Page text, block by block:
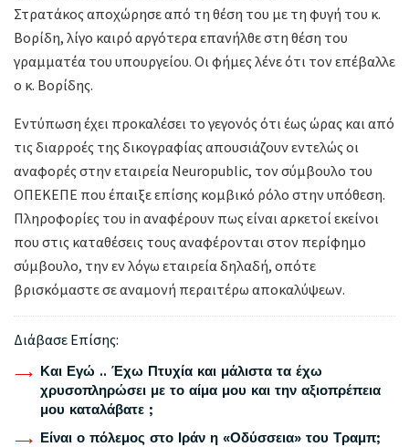
Στρατάκος αποχώρησε από τη θέση του με τη φυγή του κ.
Βορίδη, λίγο καιρό αργότερα επανήλθε στη θέση του
γραμματέα του υπουργείου. Οι φήμες λένε ότι τον επέβαλλε
ο κ. Βορίδης.
Εντύπωση έχει προκαλέσει το γεγονός ότι έως ώρας και από
τις διαρροές της δικογραφίας απουσιάζουν εντελώς οι
αναφορές στην εταιρεία Neuropublic, τον σύμβουλο του
ΟΠΕΚΕΠΕ που έπαιξε επίσης κομβικό ρόλο στην υπόθεση.
Πληροφορίες του in αναφέρουν πως είναι αρκετοί εκείνοι
που στις καταθέσεις τους αναφέρονται στον περίφημο
σύμβουλο, την εν λόγω εταιρεία δηλαδή, οπότε
βρισκόμαστε σε αναμονή περαιτέρω αποκαλύψεων.
Διάβασε Επίσης:
Και Εγώ .. Έχω Πτυχία και μάλιστα τα έχω
χρυσοπληρώσει με το αίμα μου και την αξιοπρέπεια
μου καταλάβατε ;
Είναι ο πόλεμος στο Ιράν η «Οδύσσεια» του Τραμπ;